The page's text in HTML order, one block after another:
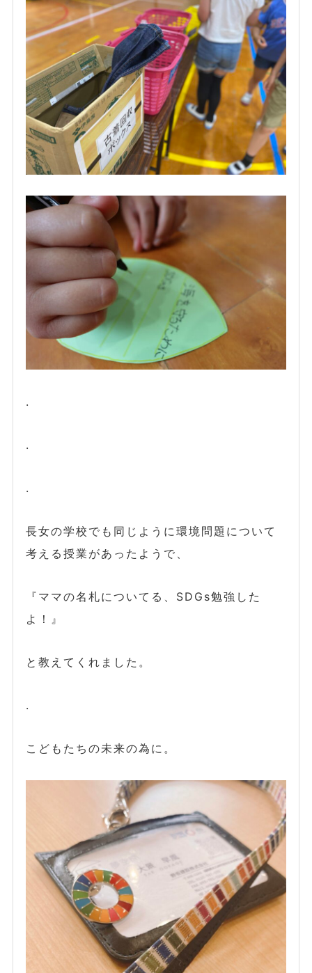
.
.
.
長女の学校でも同じように環境問題について
考える授業があったようで、
『ママの名札についてる、SDGs勉強した
よ！』
と教えてくれました。
.
こどもたちの未来の為に。